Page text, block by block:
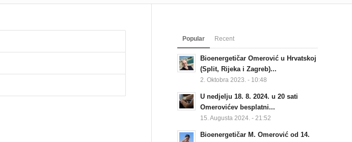
Bioenergija je energija života,
mrtav.
Ljudski organizam je usporediv
kad oboli) ono odbacuje plodove,
Popular Recent
Bioenergetičar Omerović u Hrvatskoj
(Split, Rijeka i Zagreb)...
2. Oktobra 2023. - 10:48
U nedjelju 18. 8. 2024. u 20 sati
Omerovićev besplatni...
15. Augusta 2024. - 21:52
Bioenergetičar M. Omerović od 14.